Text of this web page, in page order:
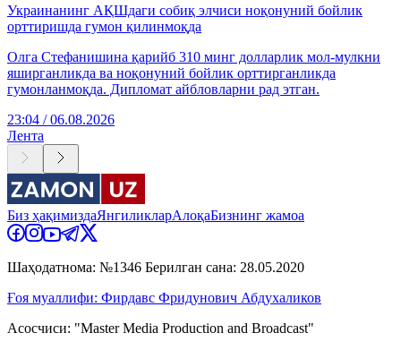
Украинанинг АҚШдаги собиқ элчиси ноқонуний бойлик
орттиришда гумон қилинмоқда
Олга Стефанишина қарийб 310 минг долларлик мол-мулкни
яширганликда ва ноқонуний бойлик орттирганликда
гумонланмоқда. Дипломат айбловларни рад этган.
23:04 / 06.08.2026
Лента
Биз ҳақимиздаЯнгиликларАлоқаБизнинг жамоа
Шаҳодатнома: №1346 Берилган сана: 28.05.2020
Ғоя муаллифи: Фирдавс Фридунович Абдухаликов
Асосчиси: "Master Media Production and Broadcast"